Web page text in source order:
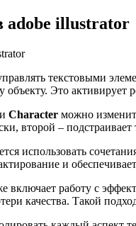
adobe illustrator
текстовыми
объекту. Это
Character можно
второй –
использовать
и
включает работу с
качества. Такой